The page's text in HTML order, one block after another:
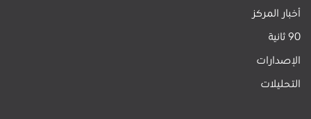
أخبار المركز
90 ثانية
الإصدارات
التحليلات